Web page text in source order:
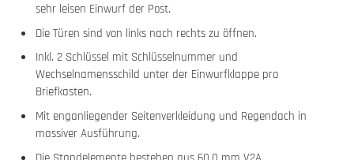
sehr leisen Einwurf der Post.
Die Türen sind von links nach rechts zu öffnen.
Inkl. 2 Schlüssel mit Schlüsselnummer und
Wechselnamensschild unter der Einwurfklappe pro
Briefkasten.
Mit enganliegender Seitenverkleidung und Regendach in
massiver Ausführung.